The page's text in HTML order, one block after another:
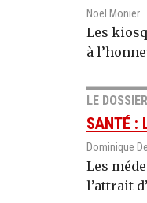
Noël Monier
Les
à
LE
SANTÉ :
Dominique
Les
l’attrait